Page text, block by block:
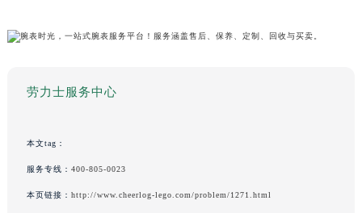
劳力士服务中心
本文tag：
服务专线： 400-805-0023
本页链接： http://www.cheerlog-lego.com/problem/1271.html